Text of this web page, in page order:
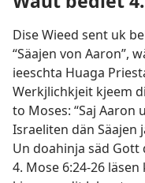
Dise Wieed sent uk
“Säajen von Aaron”,
ieeschta Huaga
Werkjlichkjeit kjeem
to Moses: “Saj Aaron
Israeliten dän Säajen
Un doahinja säd Gott
4. Mose 6:24-26